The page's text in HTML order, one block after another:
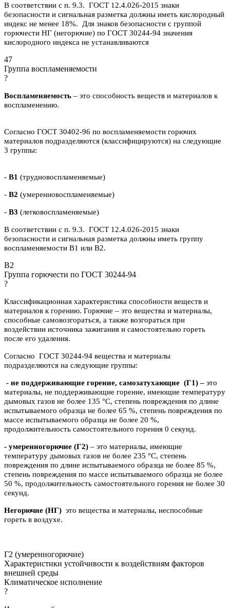
В соответствии с п. 9.3. ГОСТ 12.4.026-2015 знаки
безопасности и сигнальная разметка должны иметь кислородный
индекс не менее 18%. Для знаков безопасности с группой
горючести НГ (негорючие) по ГОСТ 30244-94 значения
кислородного индекса не устанавливаются
47
Группа воспламеняемости
?
Воспламеняемость – это способность веществ и материалов к
воспламенению.
Согласно ГОСТ 30402-96 по воспламеняемости горючих
материалов подразделяются (классифицируются) на следующие
3 группы:
- В1 (трудновоспламеняемые)
- В2 (умеренновоспламеняемые)
- В3 (легковоспламеняемые)
В соответствии с п. 9.3. ГОСТ 12.4.026-2015 знаки
безопасности и сигнальная разметка должны иметь группу
воспламеняемости В1 или В2.
B2
Группа горючести по ГОСТ 30244-94
?
Классификационная характеристика способности веществ и
материалов к горению. Горючие – это вещества и материалы,
способные самовозгораться, а также возгораться при
воздействии источника зажигания и самостоятельно гореть
после его удаления.
Согласно ГОСТ 30244-94 вещества и материалы
подразделяются на следующие группы:
- не поддерживающие горение, самозатухающие (Г1) – это
материалы, не поддерживающие горение, имеющие температуру
дымовых газов не более 135 °C, степень повреждения по длине
испытываемого образца не более 65 %, степень повреждения по
массе испытываемого образца не более 20 %,
продолжительность самостоятельного горения 0 секунд.
- умеренногорючие (Г2) – это материалы, имеющие
температуру дымовых газов не более 235 °C, степень
повреждения по длине испытываемого образца не более 85 %,
степень повреждения по массе испытываемого образца не более
50 %, продолжительность самостоятельного горения не более 30
секунд.
Негорючие (НГ) это вещества и материалы, неспособные
гореть в воздухе.
Г2 (умеренногорючие)
Характеристики устойчивости к воздействиям факторов
внешней среды
Климатическое исполнение
?